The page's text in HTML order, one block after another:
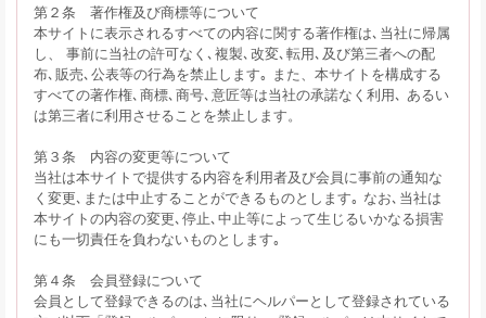
第２条 著作権及び商標等について
本サイトに表示されるすべての内容に関する著作権は､当社に帰属
し、 事前に当社の許可なく､複製､改変､転用､及び第三者への配
布､販売､公表等の行為を禁止します｡ また、本サイトを構成する
すべての著作権､商標､商号､意匠等は当社の承諾なく利用､ あるい
は第三者に利用させることを禁止します。
第３条 内容の変更等について
当社は本サイトで提供する内容を利用者及び会員に事前の通知な
く変更､または中止することができるものとします｡ なお､当社は
本サイトの内容の変更､停止､中止等によって生じるいかなる損害
にも一切責任を負わないものとします｡
第４条 会員登録について
会員として登録できるのは､当社にヘルパーとして登録されている